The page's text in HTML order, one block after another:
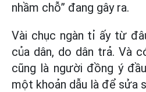
nhầm chỗ” đang gây ra.
Vài chục ngàn tỉ ấy từ
của dân, do dân trả. Và
cũng là người đồng ý
một khoản dẫu là để sửa